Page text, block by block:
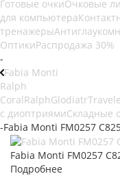
Готовые очкиОчковые
для компьютера
тренажеры
ОптикиРаспродажа 30%
-
Fabia Monti
Ralph
CoralRalphGlodiatr
с диоптриямиСкладные
-Fabia Monti FM0257
Fabia Monti FM0257
Подробнее